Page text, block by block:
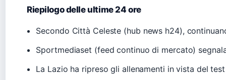
Riepilogo delle ultime 24 ore
Secondo Città Celeste (hub news h24),
Sportmediaset (feed continuo di mercato)
La Lazio ha ripreso gli allenamenti in vista del